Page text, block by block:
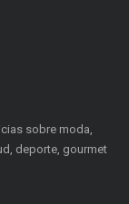
sobre moda,
deporte, gourmet